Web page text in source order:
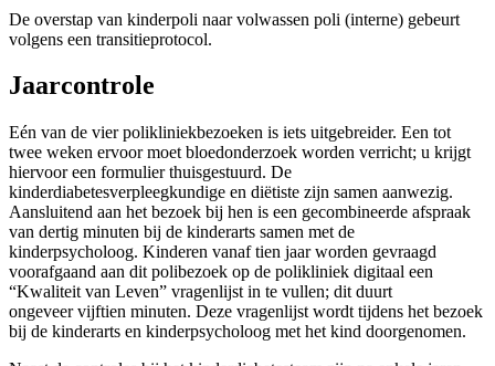
De overstap van kinderpoli naar volwassen poli (interne) gebeurt
volgens een transitieprotocol.
Jaarcontrole
Eén van de vier polikliniekbezoeken is iets uitgebreider. Een tot
twee weken ervoor moet bloedonderzoek worden verricht; u krijgt
hiervoor een formulier thuisgestuurd. De
kinderdiabetesverpleegkundige en diëtiste zijn samen aanwezig.
Aansluitend aan het bezoek bij hen is een gecombineerde afspraak
van dertig minuten bij de kinderarts samen met de
kinderpsycholoog. Kinderen vanaf tien jaar worden gevraagd
voorafgaand aan dit polibezoek op de polikliniek digitaal een
“Kwaliteit van Leven” vragenlijst in te vullen; dit duurt
ongeveer vijftien minuten. Deze vragenlijst wordt tijdens het bezoek
bij de kinderarts en kinderpsycholoog met het kind doorgenomen.